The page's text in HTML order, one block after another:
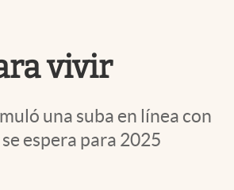
vivir
una suba en línea con
espera para 2025